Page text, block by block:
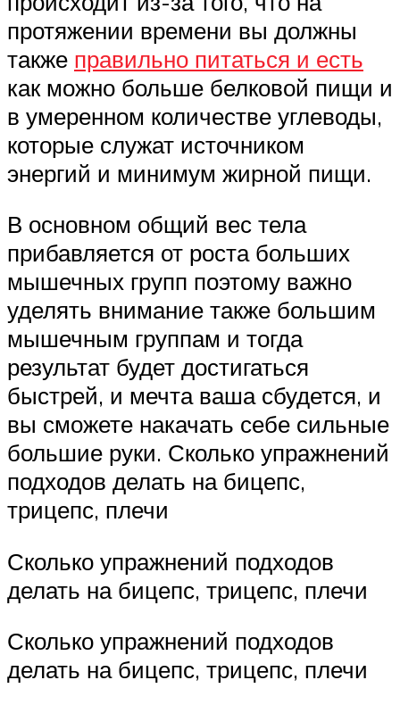
протяжении времени вы должны
также правильно питаться и есть
как можно больше белковой пищи и
в умеренном количестве углеводы,
которые служат источником
энергий и минимум жирной пищи.
В основном общий вес тела
прибавляется от роста больших
мышечных групп поэтому важно
уделять внимание также большим
мышечным группам и тогда
результат будет достигаться
быстрей, и мечта ваша сбудется, и
вы сможете накачать себе сильные
большие руки. Сколько упражнений
подходов делать на бицепс,
трицепс, плечи
Сколько упражнений подходов
делать на бицепс, трицепс, плечи
Сколько упражнений подходов
делать на бицепс, трицепс, плечи